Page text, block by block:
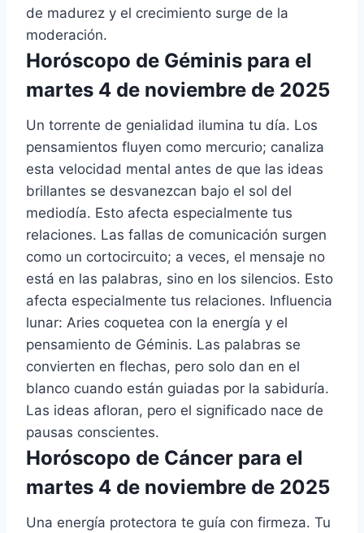
de madurez y el crecimiento surge de la
moderación.
Horóscopo de Géminis para el
martes 4 de noviembre de 2025
Un torrente de genialidad ilumina tu día. Los
pensamientos fluyen como mercurio; canaliza
esta velocidad mental antes de que las ideas
brillantes se desvanezcan bajo el sol del
mediodía. Esto afecta especialmente tus
relaciones. Las fallas de comunicación surgen
como un cortocircuito; a veces, el mensaje no
está en las palabras, sino en los silencios. Esto
afecta especialmente tus relaciones. Influencia
lunar: Aries coquetea con la energía y el
pensamiento de Géminis. Las palabras se
convierten en flechas, pero solo dan en el
blanco cuando están guiadas por la sabiduría.
Las ideas afloran, pero el significado nace de
pausas conscientes.
Horóscopo de Cáncer para el
martes 4 de noviembre de 2025
Una energía protectora te guía con firmeza. Tu